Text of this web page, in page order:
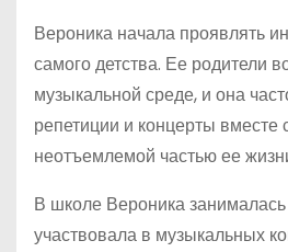
Вероника начала проявлять
самого детства. Ее родители
музыкальной среде, и она
репетиции и концерты вместе
неотъемлемой частью ее
В школе Вероника
участвовала в музыкальных